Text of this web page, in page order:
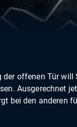
der offenen Tür
Ausgerechnet
bei den anderen